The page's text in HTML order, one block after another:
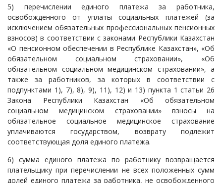
5) перечислении единого платежа за работника,
освобожденного от уплаты социальных платежей (за
исключением обязательных профессиональных пенсионных
взносов) в соответствии с законами Республики Казахстан
«О пенсионном обеспечении в Республике Казахстан», «Об
обязательном социальном страховании», «Об
обязательном социальном медицинском страховании», а
также за работников, за которых в соответствии с
подпунктами 1), 7), 8), 9), 11), 12) и 13) пункта 1 статьи 26
Закона Республики Казахстан «Об обязательном
социальном медицинском страховании» взносы на
обязательное социальное медицинское страхование
уплачиваются государством, возврату подлежит
соответствующая доля единого платежа.
6) сумма единого платежа по работнику возвращается
плательщику при перечислении не всех положенных сумм
долей единого платежа за работника, не освобожденного